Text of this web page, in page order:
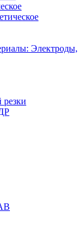
Электроды,
резки